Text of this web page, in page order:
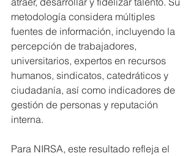
metodología considera múltiples
fuentes de información, incluyendo la
percepción de trabajadores,
universitarios, expertos en recursos
humanos, sindicatos, catedráticos y
ciudadanía, así como indicadores de
gestión de personas y reputación
interna.
Para NIRSA, este resultado refleja el